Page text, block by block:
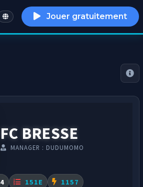
English Jouer gratuitement
FC BRESSE
MANAGER : DUDUMOMO
4 151E 1157